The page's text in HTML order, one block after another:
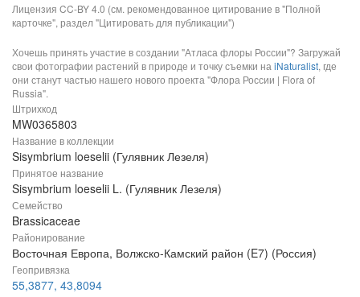
Лицензия CC-BY 4.0 (см. рекомендованное цитирование в "Полной
карточке", раздел "Цитировать для публикации")
Хочешь принять участие в создании "Атласа флоры России"? Загружай
свои фотографии растений в природе и точку съемки на iNaturalist, где
они станут частью нашего нового проекта "Флора России | Flora of
Russia".
Штрихкод
MW0365803
Название в коллекции
Sisymbrium loeselii (Гулявник Лезеля)
Принятое название
Sisymbrium loeselii L. (Гулявник Лезеля)
Семейство
Brassicaceae
Районирование
Восточная Европа, Волжско-Камский район (E7) (Россия)
Геопривязка
55,3877, 43,8094